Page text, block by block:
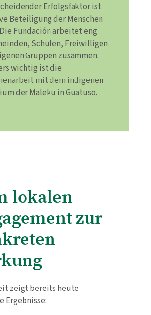
Erfolgsfaktor ist
Beteiligung der Menschen
Fundación arbeitet eng
Schulen, Freiwilligen
Gruppen zusammen.
wichtig ist die
mit dem indigenen
der Maleku in Guatuso.
lokalen
zur
zeigt bereits heute
Ergebnisse: